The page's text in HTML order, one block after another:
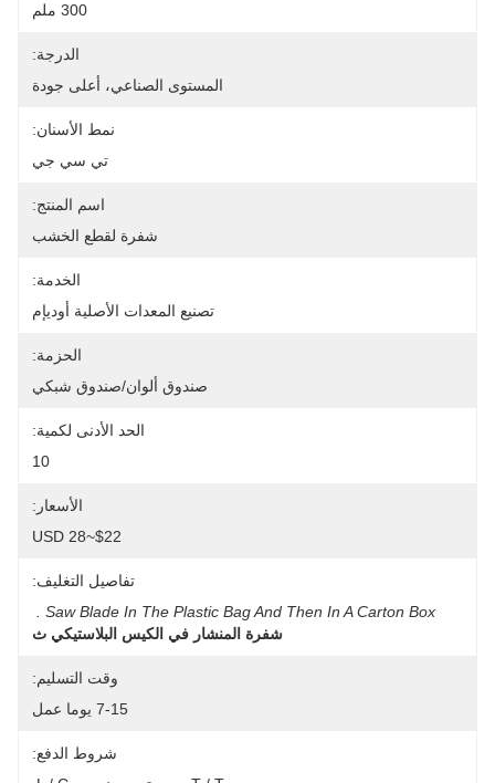
300 ملم
الدرجة:
المستوى الصناعي، أعلى جودة
نمط الأسنان:
تي سي جي
اسم المنتج:
شفرة لقطع الخشب
الخدمة:
تصنيع المعدات الأصلية أوديإم
الحزمة:
صندوق ألوان/صندوق شبكي
الحد الأدنى لكمية:
10
الأسعار:
$22~28 USD
تفاصيل التغليف:
Saw Blade In The Plastic Bag And Then In A Carton Box .
شفرة المنشار في الكيس البلاستيكي ث
وقت التسليم:
7-15 يوما عمل
شروط الدفع: